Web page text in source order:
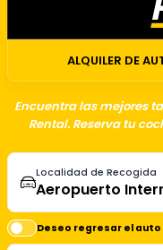
ALQUILER DE
Encuentra las mejores
Rental. Reserva tu
Localidad de Recogida
Deseo regresar el